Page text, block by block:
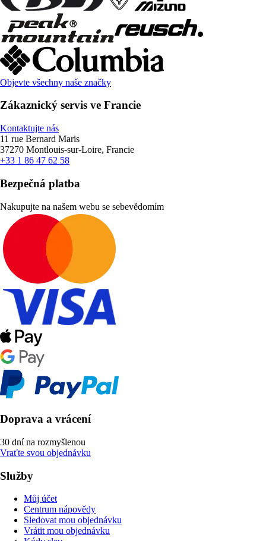
Objevte všechny naše značky
Zákaznický servis ve Francie
Kontaktujte nás
11 rue Bernard Maris
37270 Montlouis-sur-Loire, Francie
+33 1 86 47 62 58
Bezpečná platba
Nakupujte na našem webu se sebevědomím
Doprava a vrácení
30 dní na rozmyšlenou
Vraťte svou objednávku
Služby
Můj účet
Centrum nápovědy
Sledovat mou objednávku
Vrátit mou objednávku